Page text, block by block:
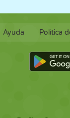
Ayuda Política